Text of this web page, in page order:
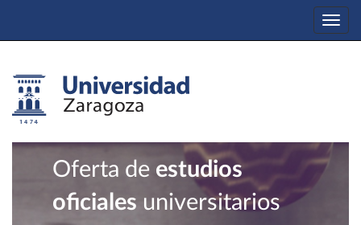
Oferta de estudios
oficiales universitarios